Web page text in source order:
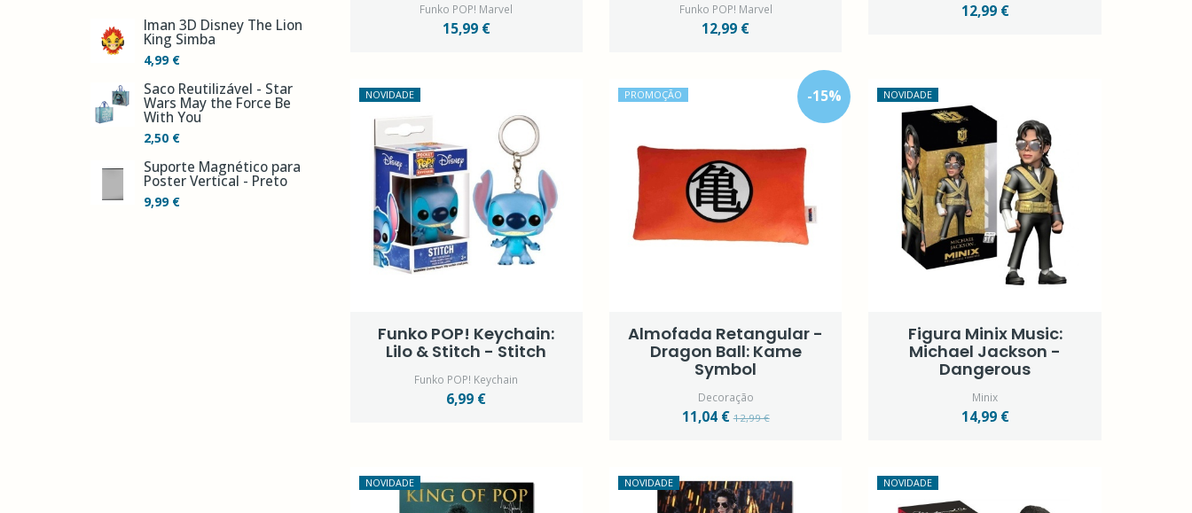
Íman 3D Disney The Lion
King Simba
4,99 €
Saco Reutilizável - Star
Wars May the Force Be
With You
2,50 €
Suporte Magnético para
Poster Vertical - Preto
9,99 €
Funko POP! Marvel
15,99 €
Funko POP! Marvel
12,99 €
12,99 €
NOVIDADE
Funko POP! Keychain:
Lilo & Stitch - Stitch
Funko POP! Keychain
6,99 €
-15%
PROMOÇÃO
Almofada Retangular -
Dragon Ball: Kame
Symbol
Decoração
11,04 €12,99 €
NOVIDADE
Figura Minix Music:
Michael Jackson -
Dangerous
Minix
14,99 €
NOVIDADE NOVIDADE NOVIDADE